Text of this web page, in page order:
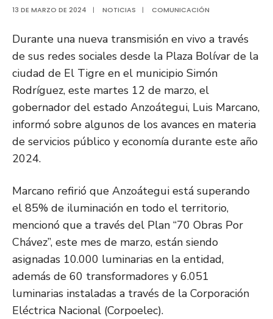
13 DE MARZO DE 2024 | NOTICIAS | COMUNICACIÓN
Durante una nueva transmisión en vivo a través
de sus redes sociales desde la Plaza Bolívar de la
ciudad de El Tigre en el municipio Simón
Rodríguez, este martes 12 de marzo, el
gobernador del estado Anzoátegui, Luis Marcano,
informó sobre algunos de los avances en materia
de servicios público y economía durante este año
2024.
Marcano refirió que Anzoátegui está superando
el 85% de iluminación en todo el territorio,
mencionó que a través del Plan “70 Obras Por
Chávez”, este mes de marzo, están siendo
asignadas 10.000 luminarias en la entidad,
además de 60 transformadores y 6.051
luminarias instaladas a través de la Corporación
Eléctrica Nacional (Corpoelec).